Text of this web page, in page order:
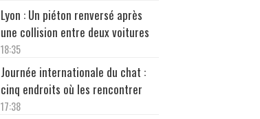
Lyon : Un piéton renversé après
une collision entre deux voitures
18:35
Journée internationale du chat :
cinq endroits où les rencontrer
17:38